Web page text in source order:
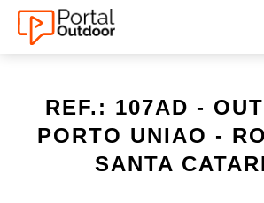
REF.: 107AD -
PORTO UNIAO -
SANTA